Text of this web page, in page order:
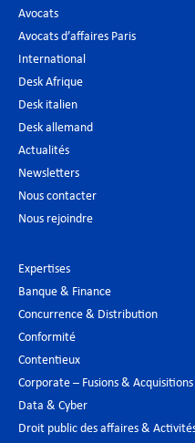
Avocats
Avocats d’affaires Paris
International
Desk Afrique
Desk italien
Desk allemand
Actualités
Newsletters
Nous contacter
Nous rejoindre
Expertises
Banque & Finance
Concurrence & Distribution
Conformité
Contentieux
Corporate – Fusions & Acquisitions
Data & Cyber
Droit public des affaires &